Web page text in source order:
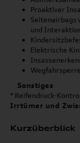
Proaktiver
Seitenairbags
und
Elektrische
Sonstiges
* Reifendruck-
Irrtümer und
Kurzüberblick